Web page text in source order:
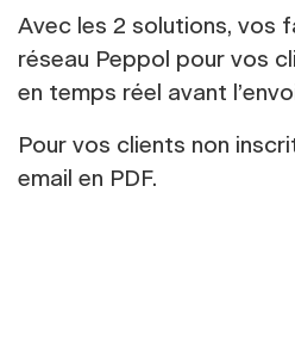
Avec les 2 solutions, vos
réseau Peppol pour vos
en temps réel avant
Pour vos clients non
email en PDF.